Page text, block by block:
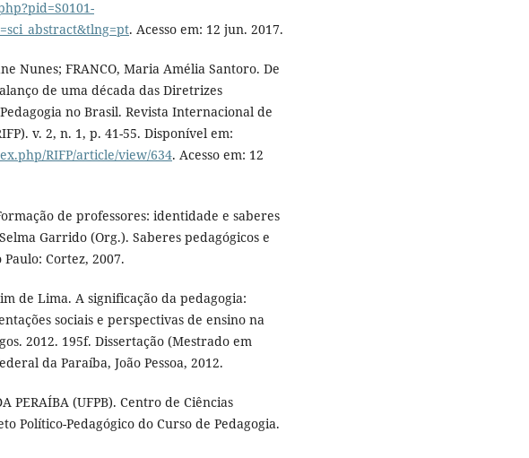
. Acesso em: 12 jun. 2017.
Nunes; FRANCO, Maria Amélia Santoro. De
de uma década das Diretrizes
no Brasil. Revista Internacional de
v. 2, n. 1, p. 41-55. Disponível em:
RIFP/article/view/634. Acesso em: 12
de professores: identidade e saberes
Garrido (Org.). Saberes pedagógicos e
Cortez, 2007.
de Lima. A significação da pedagogia:
sociais e perspectivas de ensino na
2012. 195f. Dissertação (Mestrado em
da Paraíba, João Pessoa, 2012.
PERAÍBA (UFPB). Centro de Ciências
Político-Pedagógico do Curso de Pedagogia.